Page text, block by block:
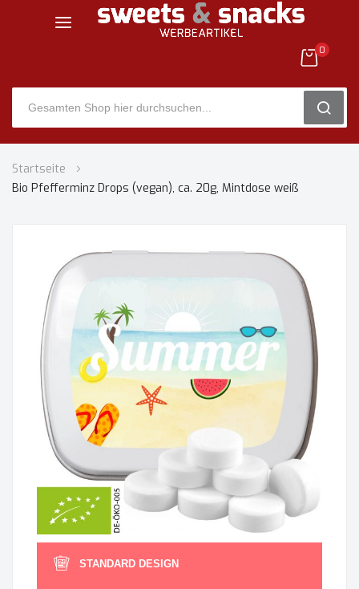
0
Inhalt
springen
Startseite
Bio Pfefferminz Drops (vegan), ca. 20g, Mintdose weiß
Ende
der
Bildgalerie
springen
STANDARD DESIGN